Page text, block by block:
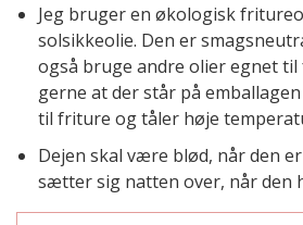
Jeg bruger en økologisk
solsikkeolie. Den er
også bruge andre olier egnet
gerne at der står på
til friture og tåler høje
Dejen skal være blød, når den
sætter sig natten over, når den